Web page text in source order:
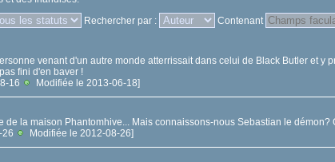
Rechercher par : Contenant
venant d'un autre monde atterrissait dans celui de Black Butler et
fini d'en baver !
16 Modifiée le 2013-06-18]
de la maison Phantomhive... Mais connaissons-nous Sebastian le
26 Modifiée le 2012-08-26]